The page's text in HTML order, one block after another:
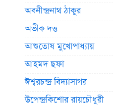
অবনীন্দ্রনাথ ঠাকুর
অভীক দত্ত
আশুতোষ মুখোপাধ্যায়
আহমদ ছফা
ঈশ্বরচন্দ্র বিদ্যাসাগর
উপেন্দ্রকিশোর রায়চৌধুরী